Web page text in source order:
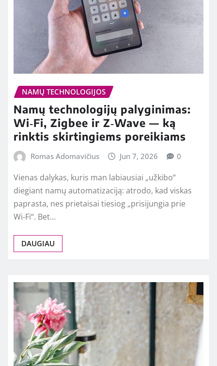
NAMŲ TECHNOLOGIJOS
Namų technologijų palyginimas:
Wi‑Fi, Zigbee ir Z‑Wave — ką
rinktis skirtingiems poreikiams
Romas Adomavičius Jun 7, 2026 0
Vienas dalykas, kuris man labiausiai „užkibo“
diegiant namų automatizaciją: atrodo, kad viskas
paprasta, nes prietaisai tiesiog „prisijungia prie
Wi‑Fi“. Bet…
DAUGIAU